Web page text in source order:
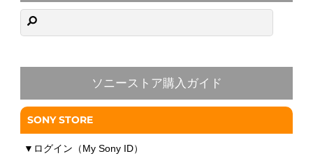
ソニーストア購入ガイド
SONY STORE
▼ ログイン（My Sony ID）